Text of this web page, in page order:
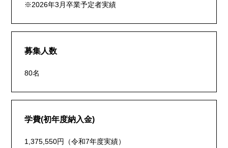
※2026年3月卒業予定者実績
募集人数
80名
学費(初年度納入金)
1,375,550円（令和7年度実績）